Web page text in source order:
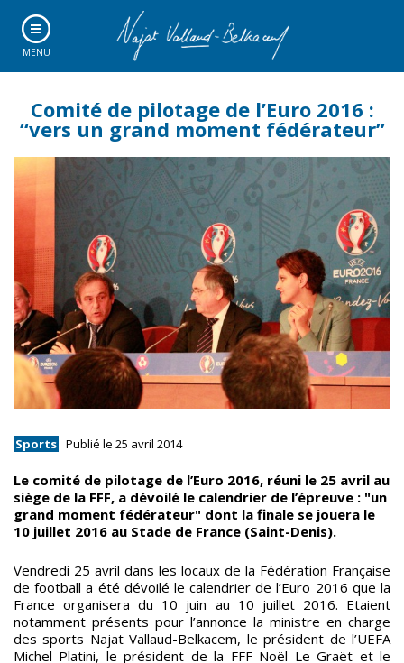
MENU
Comité de pilotage de l’Euro 2016 :
“vers un grand moment fédérateur”
Sports Publié le 25 avril 2014
Le comité de pilotage de l’Euro 2016, réuni le 25 avril au
siège de la FFF, a dévoilé le calendrier de l’épreuve : "un
grand moment fédérateur" dont la finale se jouera le
10 juillet 2016 au Stade de France (Saint-Denis).
Vendredi 25 avril dans les locaux de la Fédération Française
de football a été dévoilé le calendrier de l’Euro 2016 que la
France organisera du 10 juin au 10 juillet 2016. Etaient
notamment présents pour l’annonce la ministre en charge
des sports Najat Vallaud-Belkacem, le président de l’UEFA
Michel Platini, le président de la FFF Noël Le Graët et le